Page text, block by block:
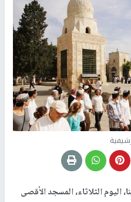
اليوم الثلاثاء، المسجد الأقصى